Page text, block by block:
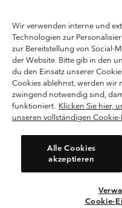
Columbia Sportswear
Bergheim, Salzburg Österreich.
Nutzungsbedingungen
Datenschutzerklärung
Bestimmungen und
Nutzungsbedingungen Für
Cookies
Kundenservice: Mo- Fr. 9:00 -
(+)43720880525
Wir verwenden interne und
Technologien zur
zur Bereitstellung von Social-
der Website. Bitte gib in den
du den Einsatz unserer
Cookies ablehnst, werden wir
zwingend notwendig sind,
funktioniert. Klicken Sie hier,
unseren vollständigen
Alle Cookies
akzeptieren
Cookie-
Bitte wählen Sie Ihr
Österreich
Alle